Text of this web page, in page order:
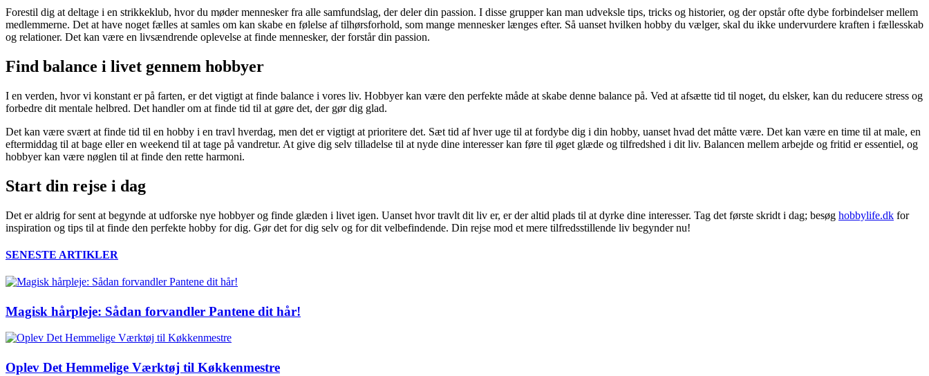
Forestil dig at deltage i en strikkeklub, hvor du møder mennesker fra alle samfundslag, der deler din passion. I disse grupper kan man udveksle tips, tricks og historier, og der opstår ofte dybe forbindelser mellem
medlemmerne. Det at have noget fælles at samles om kan skabe en følelse af tilhørsforhold, som mange mennesker længes efter. Så uanset hvilken hobby du vælger, skal du ikke undervurdere kraften i fællesskab
og relationer. Det kan være en livsændrende oplevelse at finde mennesker, der forstår din passion.
Find balance i livet gennem hobbyer
I en verden, hvor vi konstant er på farten, er det vigtigt at finde balance i vores liv. Hobbyer kan være den perfekte måde at skabe denne balance på. Ved at afsætte tid til noget, du elsker, kan du reducere stress og
forbedre dit mentale helbred. Det handler om at finde tid til at gøre det, der gør dig glad.
Det kan være svært at finde tid til en hobby i en travl hverdag, men det er vigtigt at prioritere det. Sæt tid af hver uge til at fordybe dig i din hobby, uanset hvad det måtte være. Det kan være en time til at male, en
eftermiddag til at bage eller en weekend til at tage på vandretur. At give dig selv tilladelse til at nyde dine interesser kan føre til øget glæde og tilfredshed i dit liv. Balancen mellem arbejde og fritid er essentiel, og
hobbyer kan være nøglen til at finde den rette harmoni.
Start din rejse i dag
Det er aldrig for sent at begynde at udforske nye hobbyer og finde glæden i livet igen. Uanset hvor travlt dit liv er, er der altid plads til at dyrke dine interesser. Tag det første skridt i dag; besøg hobbylife.dk for
inspiration og tips til at finde den perfekte hobby for dig. Gør det for dig selv og for dit velbefindende. Din rejse mod et mere tilfredsstillende liv begynder nu!
SENESTE ARTIKLER
Magisk hårpleje: Sådan forvandler Pantene dit hår!
Oplev Det Hemmelige Værktøj til Køkkenmestre